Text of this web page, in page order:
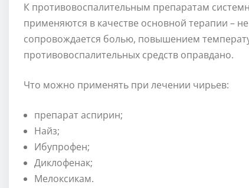
К противовоспалительным препаратам
применяются в качестве основной терапии –
сопровождается болью, повышением
противовоспалительных средств оправдано.
Что можно применять при лечении чирьев:
препарат аспирин;
Найз;
Ибупрофен;
Диклофенак;
Мелоксикам.